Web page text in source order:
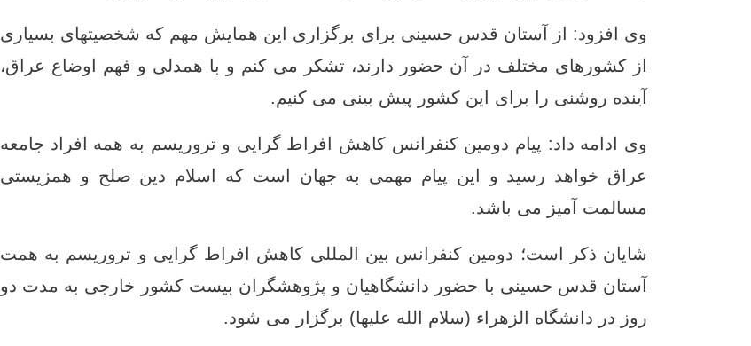
وی افزود: از آستان قدس حسینی برای برگزاری این همایش مهم که شخصیتهای بسیاری
از کشورهای مختلف در آن حضور دارند، تشکر می کنم و با همدلی و فهم اوضاع عراق،
آینده روشنی را برای این کشور پیش بینی می کنیم.
وی ادامه داد: پیام دومین کنفرانس کاهش افراط گرایی و تروریسم به همه افراد جامعه
عراق خواهد رسید و این پیام مهمی به جهان است که اسلام دین صلح و همزیستی
مسالمت آمیز می باشد.
شایان ذکر است؛ دومین کنفرانس بین المللی کاهش افراط گرایی و تروریسم به همت
آستان قدس حسینی با حضور دانشگاهیان و پژوهشگران بیست کشور خارجی به مدت دو
روز در دانشگاه الزهراء (سلام الله علیها) برگزار می شود.